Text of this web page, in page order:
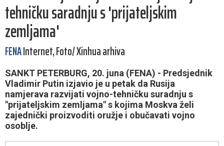
tehničku saradnju s 'prijateljskim
zemljama'
FENAInternet, Foto/ Xinhua arhiva
SANKT PETERBURG, 20. juna (FENA) - Predsjednik
Vladimir Putin izjavio je u petak da Rusija
namjerava razvijati vojno-tehničku suradnju s
"prijateljskim zemljama" s kojima Moskva želi
zajednički proizvoditi oružje i obučavati vojno
osoblje.